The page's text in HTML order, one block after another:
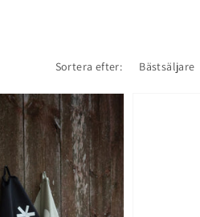
Sortera efter: